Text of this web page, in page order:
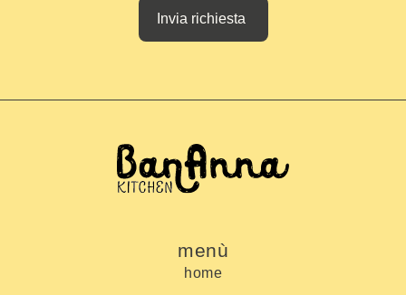
Invia richiesta
menù
home